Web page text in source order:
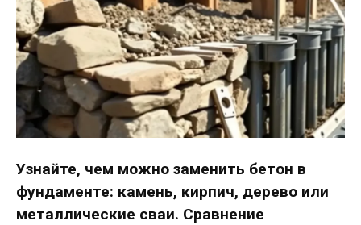
Узнайте, чем можно заменить бетон в
фундаменте: камень, кирпич, дерево или
металлические сваи. Сравнение